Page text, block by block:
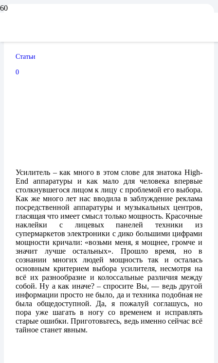
Как выбрать усилитель
Статьи
0
Усилитель – как много в этом слове для знатока High-
End аппаратуры и как мало для человека впервые
столкнувшегося лицом к лицу с проблемой его выбора.
Как же много лет нас вводила в заблуждение реклама
посредственной аппаратуры и музыкальных центров,
гласящая что имеет смысл только мощность. Красочные
наклейки с лицевых панелей техники из
супермаркетов электроники с дико большими цифрами
мощности кричали: «возьми меня, я мощнее, громче и
значит лучше остальных». Прошло время, но в
сознании многих людей мощность так и осталась
основным критерием выбора усилителя, несмотря на
всё их разнообразие и колоссальные различия между
собой. Ну а как иначе? – спросите Вы, — ведь другой
информации просто не было, да и техника подобная не
была общедоступной. Да, я пожалуй соглашусь, но
пора уже шагать в ногу со временем и исправлять
старые ошибки. Приготовьтесь, ведь именно сейчас всё
тайное станет явным.